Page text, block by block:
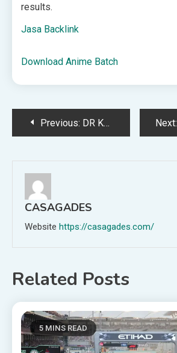
results.
Jasa Backlink
Download Anime Batch
PostPrevious: DR Konga: relacja, wynik i statystyki (MŚ 26) Next:
CASAGADES
Website https://casagades.com/
Related Posts
5 MINS READ